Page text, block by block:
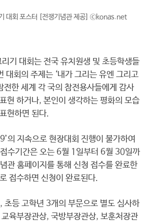
대회 포스터 [전쟁기념관 제공] ⓒkonas.net
기 대회는 전국 유치원생 및 초등학생들
대회의 주제는 ‘내가 그리는 유엔 그리고
전한 세계 각 국의 참전용사들에게 감사
현 하거나, 본인이 생각하는 평화의 모습
현하면 된다.
의 지속으로 현장대회 진행이 불가하여
수기간은 오는 6월 1일부터 6월 30일까
관 홈페이지를 통해 신청 접수를 완료한
접수하면 신청이 완료된다.
초등 고학년 3개의 부문으로 별도 심사하
육부장관상, 국방부장관상, 보훈처장관